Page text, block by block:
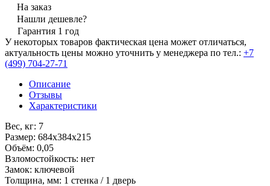
На заказ
Нашли дешевле?
Гарантия 1 год
У некоторых товаров фактическая цена может отличаться,
актуальность цены можно уточнить у менеджера по тел.: +7
(499) 704-27-71
Описание
Отзывы
Характеристики
Вес, кг: 7
Размер: 684х384х215
Объём: 0,05
Взломостойкость: нет
Замок: ключевой
Толщина, мм: 1 стенка / 1 дверь